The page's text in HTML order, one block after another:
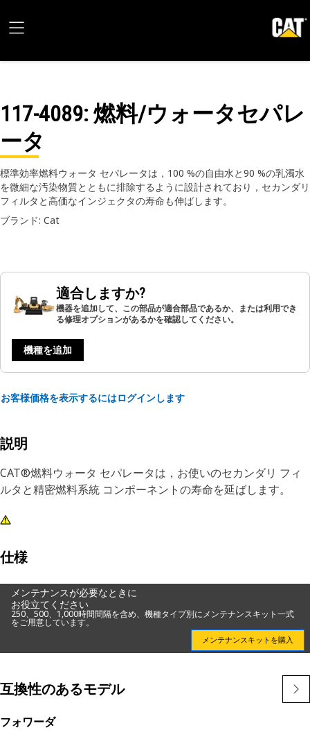
117-4089: 燃料/ウォータセパレ
ータ
標準効率燃料ウォータ セパレータは，100 %の自由水と90 %の乳濁水
を微細な汚染物質とともに排除するように設計されており，セカンダリ
フィルタと高価なインジェクタの寿命も伸ばします。
ブランド: Cat
適合しますか?
機器を追加して、この部品が適合部品であるか、または利用でき
る修理オプションがあるかを確認してください。
機種を追加
お客様価格を表示するにはログインします
説明
CAT®燃料ウォータ セパレータは，お使いのセカンダリ フィ
ルタと精密燃料系統 コンポーネントの寿命を延ばします。
仕様
メンテナンスが必要なときに
お役立てください
250、500、1,000時間間隔を含め、機種タイプ別にメンテナンスキット一式
をご用意しています。
メンテナンスキットを購入
互換性のあるモデル
フォワーダ